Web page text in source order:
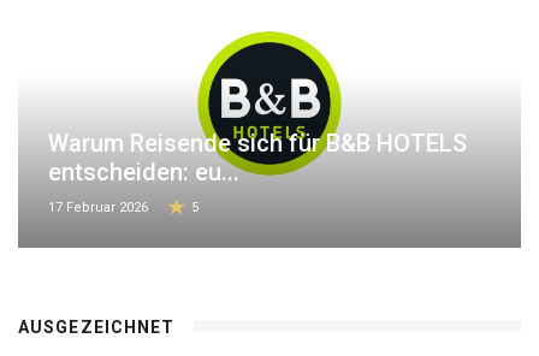
Warum Reisende sich für B&B HOTELS
entscheiden: eu...
17 Februar 2026 5
AUSGEZEICHNET